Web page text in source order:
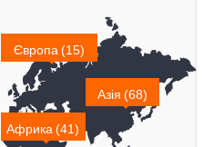
Європа (15)
Азія (68)
Африка (41)